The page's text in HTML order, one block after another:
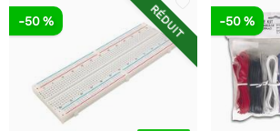
RÉDUIT
-50 % -50 %